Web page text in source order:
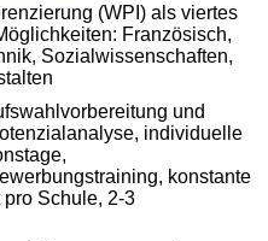
(WPI) als viertes
Französisch,
Sozialwissenschaften,
und
individuelle
konstante
Schule, 2-3